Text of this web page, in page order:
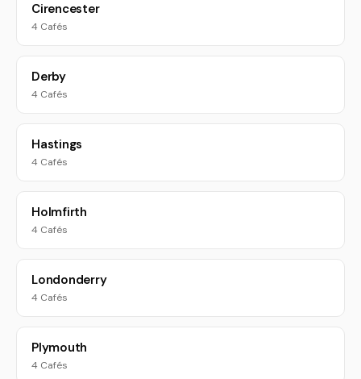
Cirencester
4 Cafés
Derby
4 Cafés
Hastings
4 Cafés
Holmfirth
4 Cafés
Londonderry
4 Cafés
Plymouth
4 Cafés